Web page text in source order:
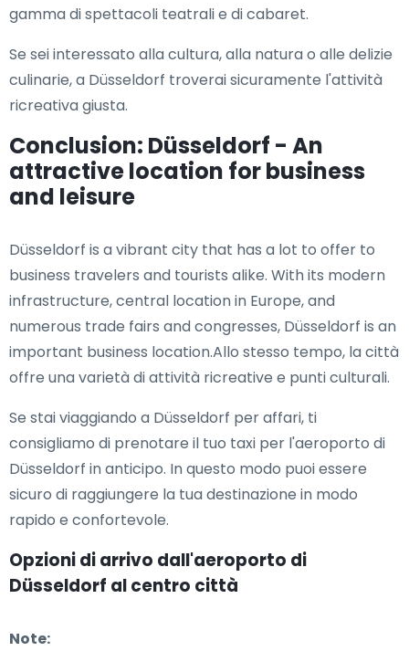
gamma di spettacoli teatrali e di cabaret.
Se sei interessato alla cultura, alla natura o alle delizie
culinarie, a Düsseldorf troverai sicuramente l'attività
ricreativa giusta.
Conclusion: Düsseldorf - An
attractive location for business
and leisure
Düsseldorf is a vibrant city that has a lot to offer to
business travelers and tourists alike. With its modern
infrastructure, central location in Europe, and
numerous trade fairs and congresses, Düsseldorf is an
important business location.Allo stesso tempo, la città
offre una varietà di attività ricreative e punti culturali.
Se stai viaggiando a Düsseldorf per affari, ti
consigliamo di prenotare il tuo taxi per l'aeroporto di
Düsseldorf in anticipo. In questo modo puoi essere
sicuro di raggiungere la tua destinazione in modo
rapido e confortevole.
Opzioni di arrivo dall'aeroporto di
Düsseldorf al centro città
Note: